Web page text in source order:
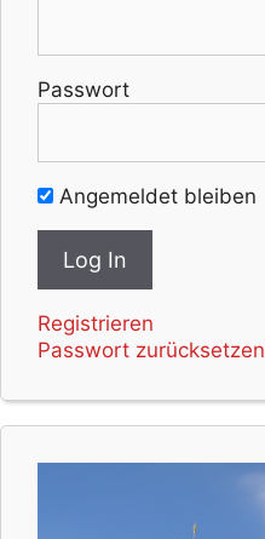
Passwort
Angemeldet bleiben
Registrieren
Passwort zurücksetzen